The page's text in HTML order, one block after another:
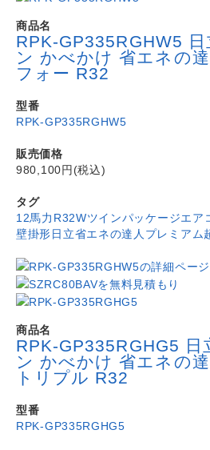
商品名
RPK-GP335RGHW5 日
ン かべかけ 省エネの
フォー R32
型番
RPK-GP335RGHW5
販売価格
980,100円(税込)
タグ
12馬力 R32Wツインパッケージエア
壁掛形日立省エネの達人プレミアム
商品名
RPK-GP335RGHG5 日
ン かべかけ 省エネの
トリプル R32
型番
RPK-GP335RGHG5